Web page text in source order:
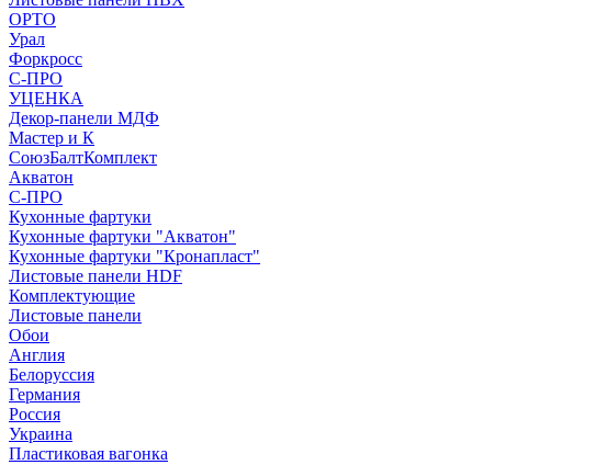
ОРТО
Урал
Форкросс
С-ПРО
УЦЕНКА
Декор-панели МДФ
Мастер и К
СоюзБалтКомплект
Акватон
С-ПРО
Кухонные фартуки
Кухонные фартуки "Акватон"
Кухонные фартуки "Кронапласт"
Листовые панели HDF
Комплектующие
Листовые панели
Обои
Англия
Белоруссия
Германия
Россия
Украина
Пластиковая вагонка